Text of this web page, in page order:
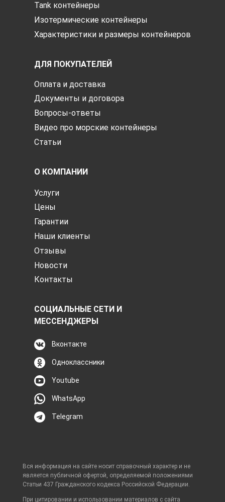
Tank контейнеры
Изотермические контейнеры
Характеристики и размеры контейнеров
ДЛЯ ПОКУПАТЕЛЕЙ
Оплата и доставка
Документы и договора
Вопросы-ответы
Видео про морские контейнеры
Статьи
О КОМПАНИИ
Услуги
Цены
Гарантии
Наши клиенты
Отзывы
Новости
Контакты
СОЦИАЛЬНЫЕ СЕТИ И
МЕССЕНДЖЕРЫ
Вконтакте
Одноклассники
Youtube
WhatsApp
Telegram
Вся информация на сайте носит справочный характер и не
является публичной офертой, определяемой положениями
Статьи 437 Гражданского кодекса Российской Федерации.
При цитировании и использовании материалов с сайта